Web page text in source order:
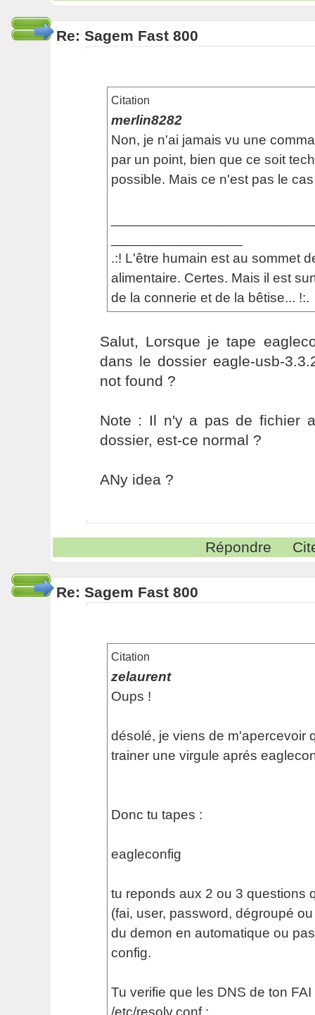
Re: Sagem Fast 800
Citation
merlin8282
Non, je n'ai jamais vu une
par un point, bien que ce soit
possible. Mais ce n'est pas le
.:! L'être humain est au sommet
alimentaire. Certes. Mais il est
de la connerie et de la bêtise... !:.
Salut, Lorsque je tape
dans le dossier eagle-usb-
not found ?
Note : Il n'y a pas de fichier
dossier, est-ce normal ?
ANy idea ?
Répondre
Re: Sagem Fast 800
Citation
zelaurent
Oups !
désolé, je viens de m'apercevoir
trainer une virgule aprés
Donc tu tapes :
eagleconfig
tu reponds aux 2 ou 3 questions
(fai, user, password, dégroupé
du demon en automatique ou
config.
Tu verifie que les DNS de ton
/etc/resolv.conf :